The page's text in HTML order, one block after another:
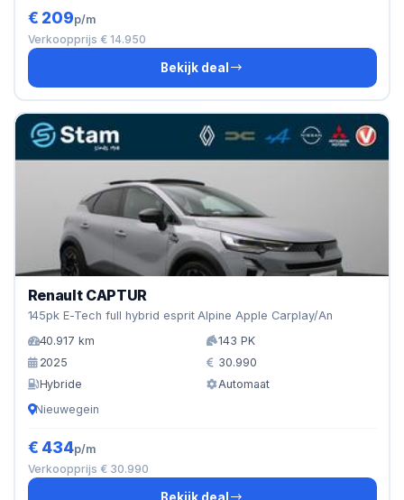
€ 209p/m
Verkoopprijs € 14.950
Bekijk deal
Renault CAPTUR
145pk E-Tech full hybrid esprit Alpine Apple Carplay/An
40.917 km
143 PK
2025
30.990
Hybride
Automaat
Nieuwegein
€ 434p/m
Verkoopprijs € 30.990